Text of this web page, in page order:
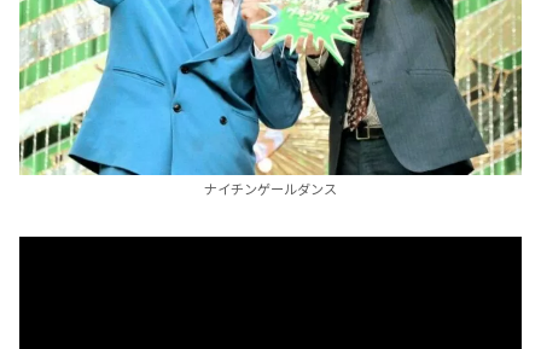
ナイチンゲールダンス